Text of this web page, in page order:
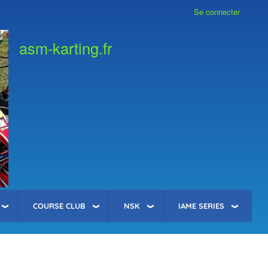
Se connecter
asm-karting.fr
COURSE CLUB NSK IAME SERIES